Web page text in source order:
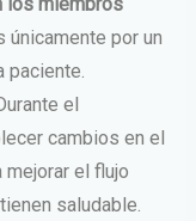
por un
paciente.
el
cambios en el
el flujo
saludable.